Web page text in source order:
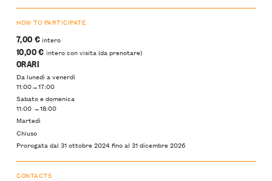
HOW TO PARTICIPATE
7,00 €intero
10,00 € intero con visita (da prenotare)
ORARI
Da lunedì a venerdì
11:00→17:00
Sabato e domenica
11:00 →18:00
Martedì
Chiuso
Prorogata dal 31 ottobre 2024 fino al 31 dicembre 2026
CONTACTS